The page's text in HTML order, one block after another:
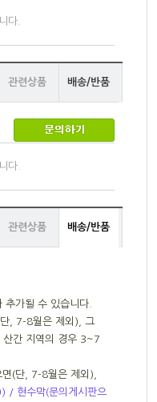
다.
관련상품 배송/반품
다.
관련상품 배송/반품
가될 수 있습니다.
, 7-8월은 제외), 그
간 지역의 경우 3~7
(단, 7-8월은 제외),
/ 현수막(문의게시판으